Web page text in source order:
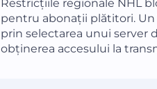
Restricțiile regionale NHL
pentru abonații plătitori. Un
prin selectarea unui server
obținerea accesului la